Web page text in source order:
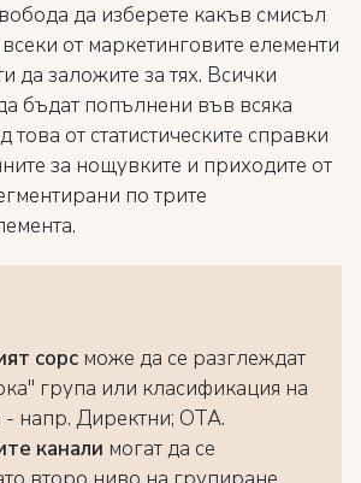
да изберете какъв смисъл
от маркетинговите елементи
да заложите за тях. Всички
бъдат попълнени във всяка
това от статистическите справки
за нощувките и приходите от
по трите
сорс може да се разглеждат
група или класификация на
напр. Директни; OTA.
канали могат да се